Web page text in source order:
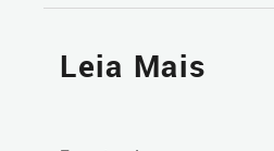
Leia Mais